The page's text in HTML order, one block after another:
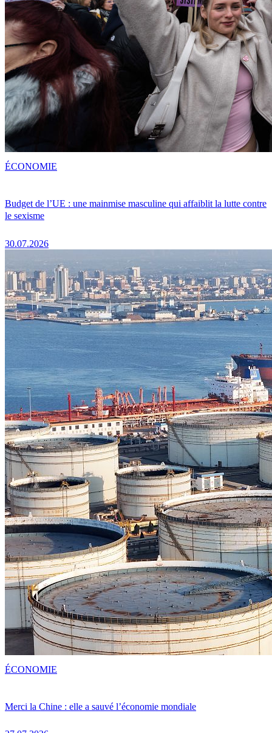
Budget de l’UE : une mainmise masculine qui affaiblit la lutte contre
le sexisme
30.07.2026
ÉCONOMIE
Merci la Chine : elle a sauvé l’économie mondiale
ÉCONOMIE